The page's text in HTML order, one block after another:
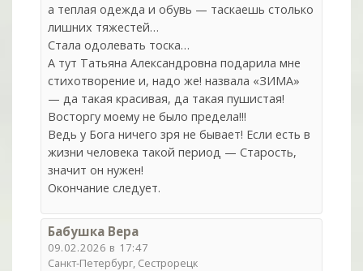
а теплая одежда и обувь — таскаешь столько
лишних тяжестей…
Стала одолевать тоска…
А тут Татьяна Александровна подарила мне
стихотворение и, надо же! назвала «ЗИМА»
— да такая красивая, да такая пушистая!
Восторгу моему не было предела!!!
Ведь у Бога ничего зря не бывает! Если есть в
жизни человека такой период — Старость,
значит он нужен!
Окончание следует.
Бабушка Вера
09.02.2026 в 17:47
Санкт-Петербург, Сестрорецк